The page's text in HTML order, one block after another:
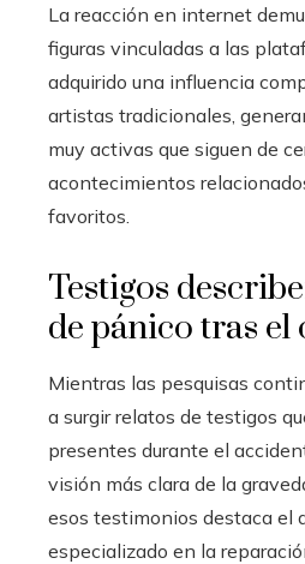
La reacción en internet
figuras vinculadas a las
adquirido una influencia
artistas tradicionales,
muy activas que siguen de
acontecimientos
favoritos.
Testigos
de pánico tras el
Mientras las pesquisas
a surgir relatos de testigos
presentes durante el
visión más clara de la
esos testimonios destaca el
especializado en la